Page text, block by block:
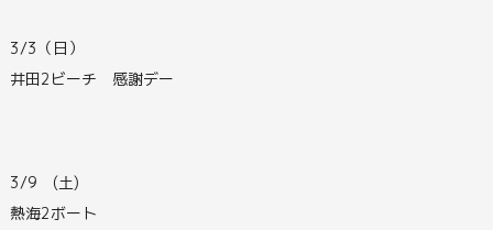
3/3（日）
井田2ビーチ 感謝デー
3/9 (土)
熱海2ボート